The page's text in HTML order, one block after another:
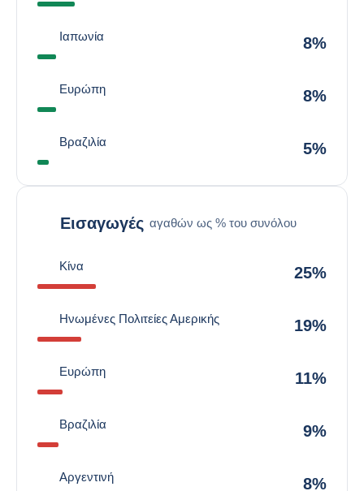
Ιαπωνία 8%
Ευρώπη 8%
Βραζιλία 5%
Εισαγωγές αγαθών ως % του συνόλου
Κίνα 25%
Ηνωμένες Πολιτείες Αμερικής 19%
Ευρώπη 11%
Βραζιλία 9%
Αργεντινή 8%